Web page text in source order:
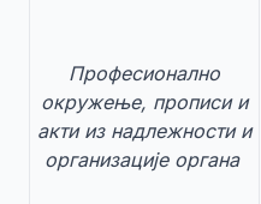
Професионално
окружење, прописи и
акти из надлежности и
организације органа